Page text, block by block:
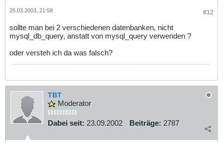
#12
25.03.2003, 21:58
sollte man bei 2 verschiedenen datenbanken, nicht
mysql_db_query, anstatt von mysql_query verwenden ?
oder versteh ich da was falsch?
TBT
Moderator
Dabei seit: 23.09.2002 Beiträge: 2787